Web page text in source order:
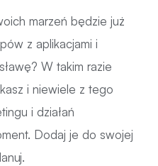
marzeń będzie już
z aplikacjami i
W takim razie
i niewiele z tego
i działań
Dodaj je do swojej